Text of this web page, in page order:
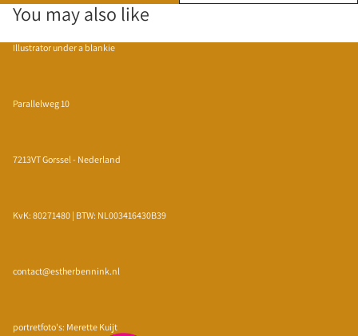
You may also like
Illustrator under a blankie
Parallelweg 10
7213VT Gorssel - Nederland
KvK: 80271480 | BTW: NL003416430B39
contact@estherbennink.nl
portretfoto's: Merette Kuijt
Terugbetalingsbeleid